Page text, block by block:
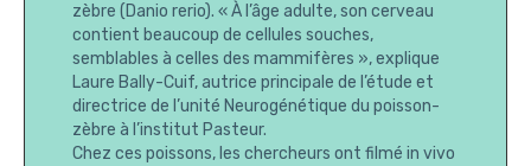
zèbre (Danio rerio). « À l’âge adulte, son cerveau
contient beaucoup de cellules souches,
semblables à celles des mammifères », explique
Laure Bally-Cuif, autrice principale de l’étude et
directrice de l’unité Neurogénétique du poisson-
zèbre à l’institut Pasteur.
Chez ces poissons, les chercheurs ont filmé in vivo